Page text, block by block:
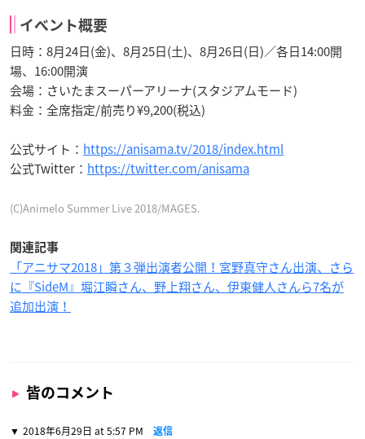
イベント概要
日時：8月24日(金)、8月25日(土)、8月26日(日)／各日14:00開
場、16:00開演
会場：さいたまスーパーアリーナ(スタジアムモード)
料金：全席指定/前売り¥9,200(税込)
公式サイト： https://anisama.tv/2018/index.html
公式Twitter： https://twitter.com/anisama
(C)Animelo Summer Live 2018/MAGES.
関連記事
「アニサマ2018」第３弾出演者公開！宮野真守さん出演、さら
に『SideM』堀江瞬さん、野上翔さん、伊東健人さんら7名が
追加出演！
皆のコメント
2018年6月29日 at 5:57 PM 返信